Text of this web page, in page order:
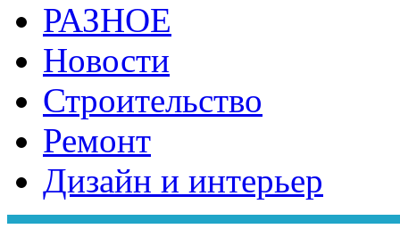
РАЗНОЕ
Новости
Строительство
Ремонт
Дизайн и интерьер